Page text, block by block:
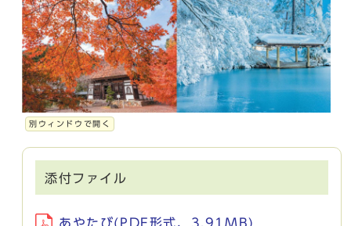
別ウィンドウで開く
添付ファイル
あやたび(PDF形式、3.91MB)